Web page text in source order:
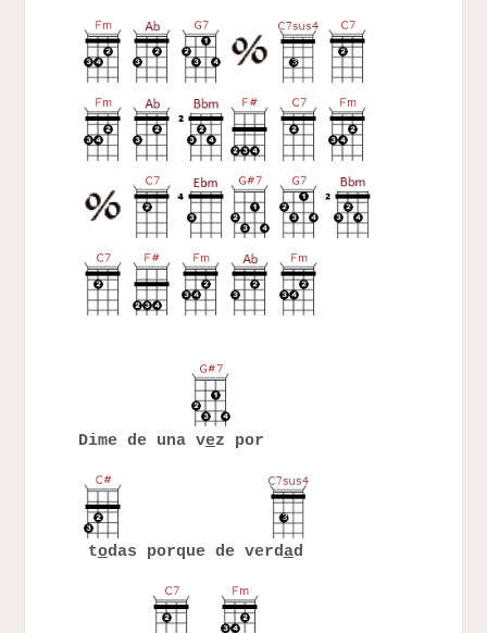
Dime de una vez por
todas porque de verdad